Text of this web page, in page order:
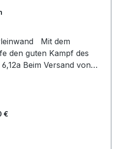
Mit dem
den guten Kampf des
Beim Versand von
von 28,99€ berechnet.
30€.
€